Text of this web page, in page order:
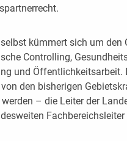
kümmert sich um den
Controlling,
und Öffentlichkeitsarbeit.
den bisherigen
– die Leiter der